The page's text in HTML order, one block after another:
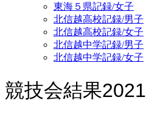
東海５県記録/女子
北信越高校記録/男子
北信越高校記録/女子
北信越中学記録/男子
北信越中学記録/女子
競技会結果2021